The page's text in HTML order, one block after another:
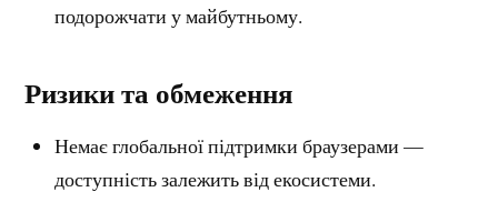
подорожчати у майбутньому.
Ризики та обмеження
Немає глобальної підтримки браузерами —
доступність залежить від екосистеми.